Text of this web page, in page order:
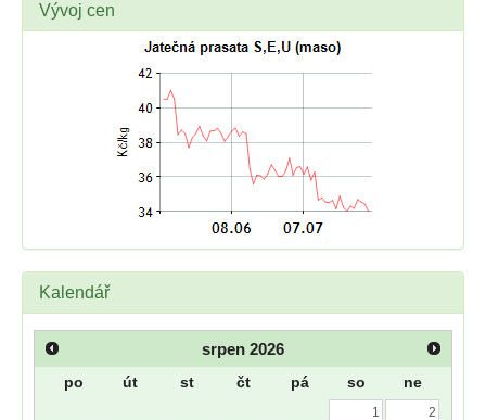
Vývoj cen
Kalendář
srpen 2026
po út st čt pá so ne
1
2